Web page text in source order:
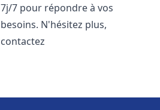
7j/7 pour répondre à vos
besoins. N'hésitez plus,
contactez